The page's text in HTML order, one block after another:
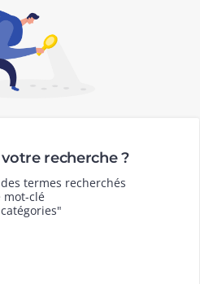
recherche ?
termes recherchés
mot-clé